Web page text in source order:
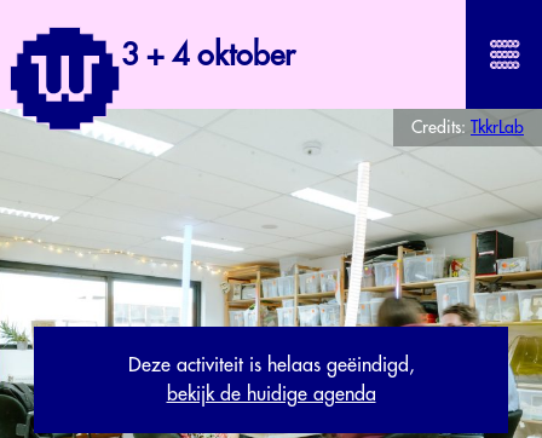
3 + 4 oktober
Credits: TkkrLab
Deze activiteit is helaas geëindigd,
bekijk de huidige agenda